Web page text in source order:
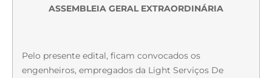
ASSEMBLEIA GERAL EXTRAORDINÁRIA
Pelo presente edital, ficam convocados os
engenheiros, empregados da Light Serviços De